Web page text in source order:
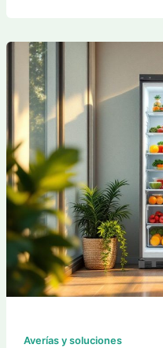
Averías y soluciones